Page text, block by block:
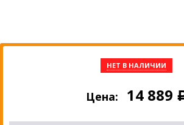
НЕТ В НАЛИЧИИ
Цена: 14 889